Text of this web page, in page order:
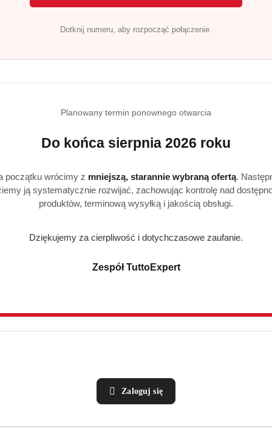
Dotknij numeru, aby rozpocząć połączenie.
Planowany termin ponownego otwarcia
Do końca sierpnia 2026 roku
początku wrócimy z mniejszą, starannie wybraną ofertą.
ją systematycznie rozwijać, zachowując kontrolę nad
produktów, terminową wysyłką i jakością obsługi.
Dziękujemy za cierpliwość i dotychczasowe zaufanie.
Zespół TuttoExpert
Zaloguj się